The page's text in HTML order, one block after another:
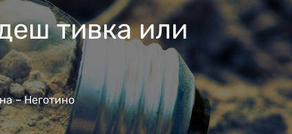
тивка или
– Неготино